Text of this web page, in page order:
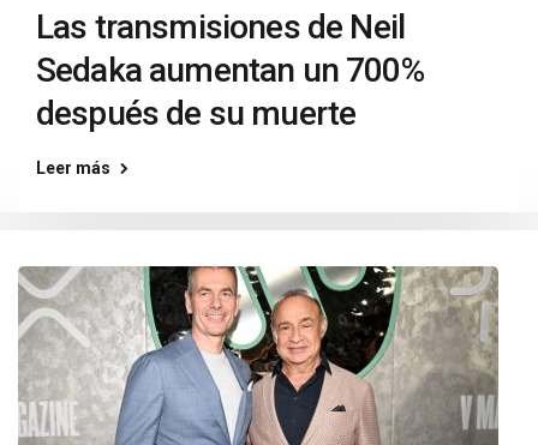
Las transmisiones de Neil
Sedaka aumentan un 700%
después de su muerte
Leer más